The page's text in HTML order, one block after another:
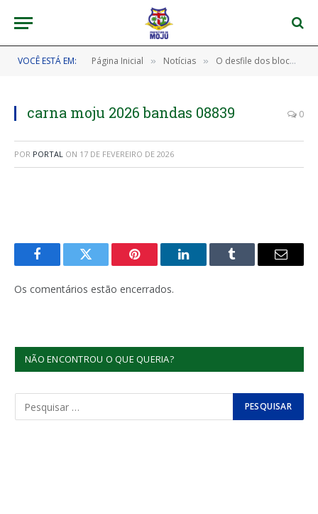
VOCÊ ESTÁ EM: Página Inicial » Notícias » O desfile dos blocos no corredor da folia foi um verdadeiro espetáculo no nosso CarnaMoju 2026! 🎊🎉
carna moju 2026 bandas 08839 0
POR PORTAL ON 17 DE FEVEREIRO DE 2026
FacebookTwitter Pinterest LinkedInTumblr
E-
Os comentários estão encerrados.
NÃO ENCONTROU O QUE QUERIA?